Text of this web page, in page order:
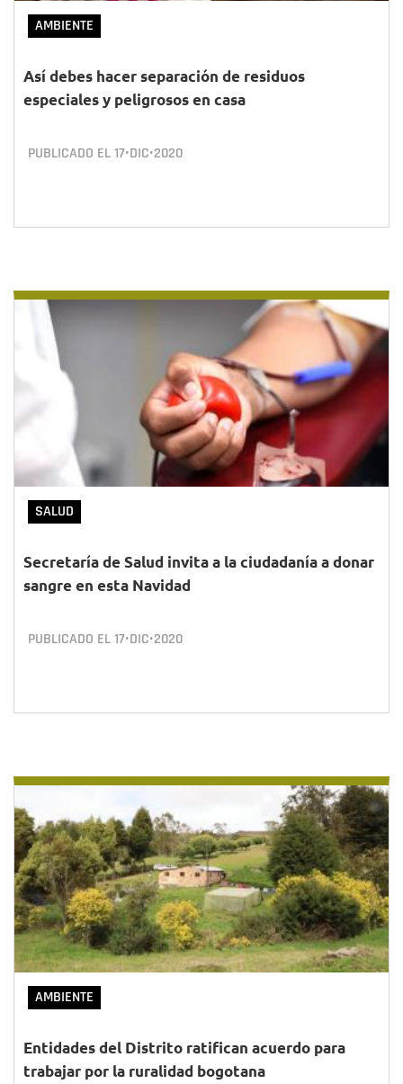
AMBIENTE
Así debes hacer separación de residuos
especiales y peligrosos en casa
PUBLICADO EL17•DIC•2020
SALUD
Secretaría de Salud invita a la ciudadanía a donar
sangre en esta Navidad
PUBLICADO EL17•DIC•2020
AMBIENTE
Entidades del Distrito ratifican acuerdo para
trabajar por la ruralidad bogotana